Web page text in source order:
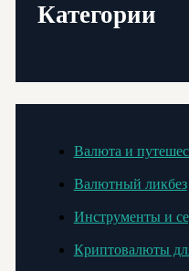
Категории
Валюта и
Валютный ликбез
Инструменты и
Криптовалюты